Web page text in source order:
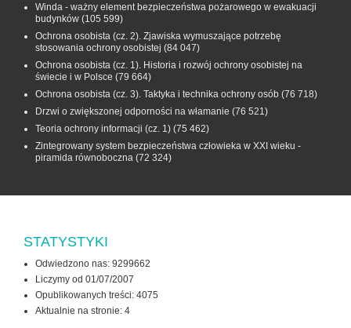
Winda - ważny element bezpieczeństwa pożarowego w ewakuacji
budynków (105 599)
Ochrona osobista (cz. 2). Zjawiska wymuszające potrzebę
stosowania ochrony osobistej (84 047)
Ochrona osobista (cz. 1). Historia i rozwój ochrony osobistej na
świecie i w Polsce (79 664)
Ochrona osobista (cz. 3). Taktyka i technika ochrony osób (76 718)
Drzwi o zwiększonej odporności na włamanie (76 521)
Teoria ochrony informacji (cz. 1) (75 462)
Zintegrowany system bezpieczeństwa człowieka w XXI wieku -
piramida równoboczna (72 324)
STATYSTYKI
Odwiedzono nas: 9299662
Liczymy od 01/07/2007
Opublikowanych treści: 4075
Aktualnie na stronie: 4